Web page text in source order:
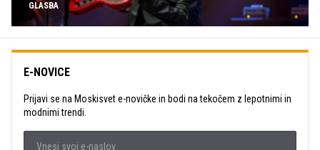
GLASBA
E-NOVICE
Prijavi se na Moskisvet e-novičke in bodi na tekočem z lepotnimi in
modnimi trendi.